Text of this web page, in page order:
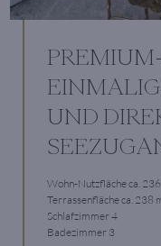
UND
Wohn-Nutzfläche ca.
Terrassenfläche ca. 238
Schlafzimmer 4
Badezimmer 3